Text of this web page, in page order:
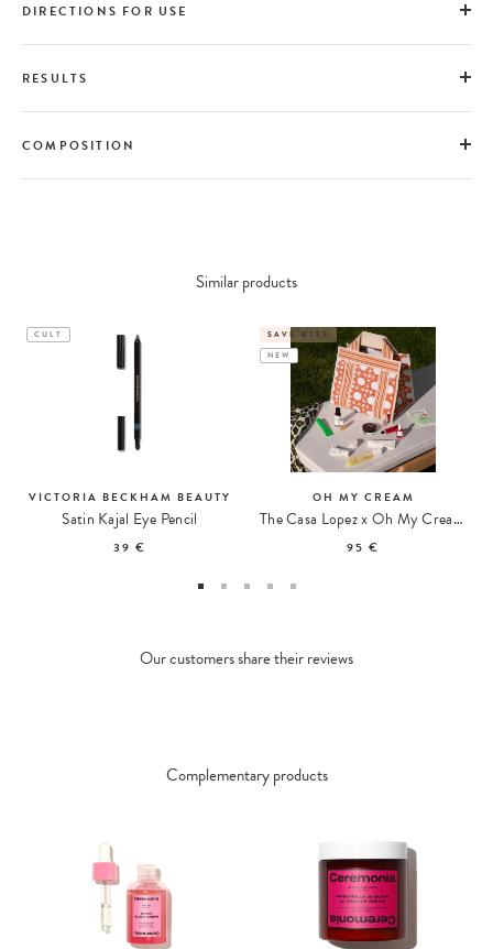
DIRECTIONS FOR USE
RESULTS
COMPOSITION
Similar products
CULT
VICTORIA BECKHAM BEAUTY
Satin Kajal Eye Pencil
39 €
SAVE €235
NEW
OH MY CREAM
The Casa Lopez x Oh My Cream Summer Tote
95 €
Our customers share their reviews
Complementary products